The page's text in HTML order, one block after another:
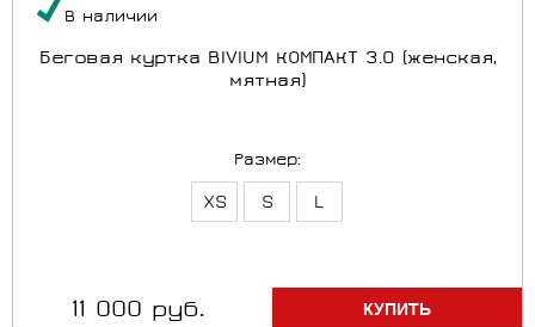
В наличии
Беговая куртка BIVIUM КОМПАКТ 3.0 (женская,
мятная)
Размер:
XS S L
11 000 руб.